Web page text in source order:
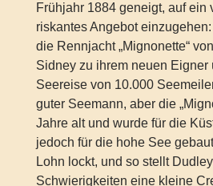
Frühjahr 1884 geneigt, auf ein
riskantes Angebot
die Rennjacht „Mignonette“
Sidney zu ihrem neuen Eigner
Seereise von 10.000
guter Seemann, aber die
Jahre alt und wurde für die
jedoch für die hohe See
Lohn lockt, und so stellt
Schwierigkeiten eine kleine